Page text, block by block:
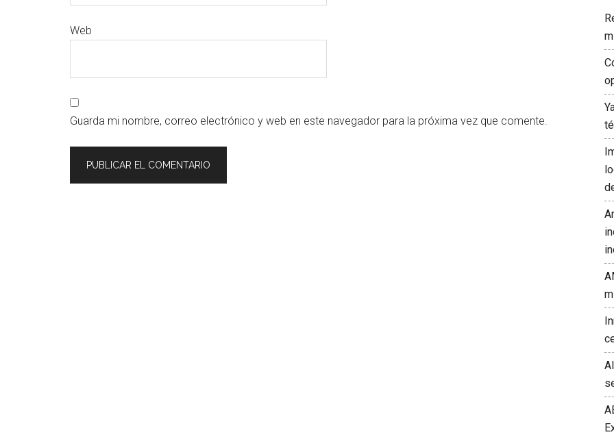
Web
Guarda mi nombre, correo electrónico y web en este navegador para la próxima vez que comente.